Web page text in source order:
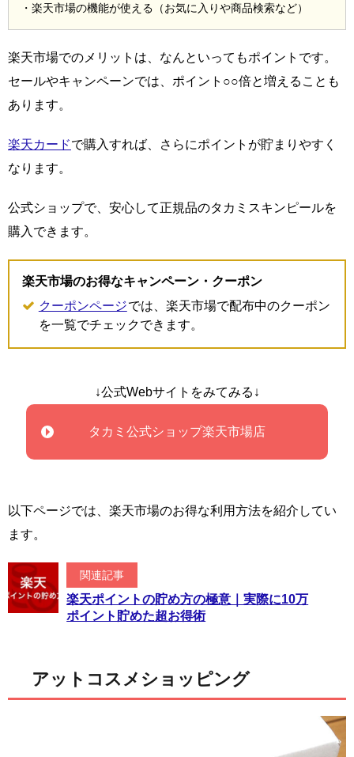
・楽天市場の機能が使える（お気に入りや商品検索など）
楽天市場でのメリットは、なんといってもポイントです。
セールやキャンペーンでは、ポイント○○倍と増えることも
あります。
楽天カードで購入すれば、さらにポイントが貯まりやすく
なります。
公式ショップで、安心して正規品のタカミスキンピールを
購入できます。
楽天市場のお得なキャンペーン・クーポン
クーポンページでは、楽天市場で配布中のクーポン
を一覧でチェックできます。
↓公式Webサイトをみてみる↓
タカミ公式ショップ楽天市場店
以下ページでは、楽天市場のお得な利用方法を紹介してい
ます。
関連記事
楽天ポイントの貯め方の極意｜実際に10万
ポイント貯めた超お得術
アットコスメショッピング